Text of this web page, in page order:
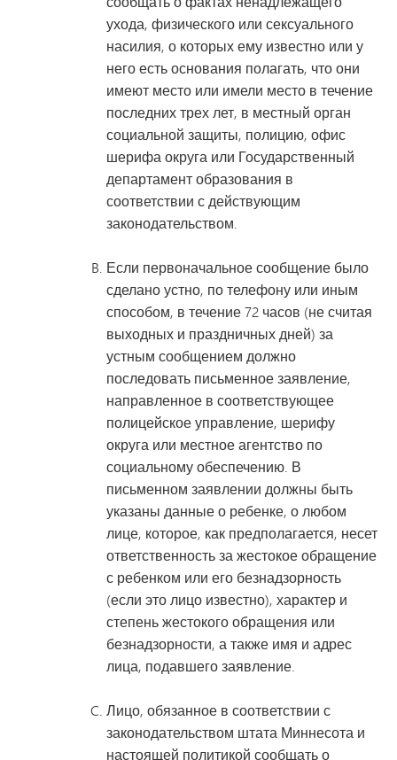
ухода, физического или сексуального
насилия, о которых ему известно или у
него есть основания полагать, что они
имеют место или имели место в течение
последних трех лет, в местный орган
социальной защиты, полицию, офис
шерифа округа или Государственный
департамент образования в
соответствии с действующим
законодательством.
Если первоначальное сообщение было
сделано устно, по телефону или иным
способом, в течение 72 часов (не считая
выходных и праздничных дней) за
устным сообщением должно
последовать письменное заявление,
направленное в соответствующее
полицейское управление, шерифу
округа или местное агентство по
социальному обеспечению. В
письменном заявлении должны быть
указаны данные о ребенке, о любом
лице, которое, как предполагается, несет
ответственность за жестокое обращение
с ребенком или его безнадзорность
(если это лицо известно), характер и
степень жестокого обращения или
безнадзорности, а также имя и адрес
лица, подавшего заявление.
Лицо, обязанное в соответствии с
законодательством штата Миннесота и
настоящей политикой сообщать о